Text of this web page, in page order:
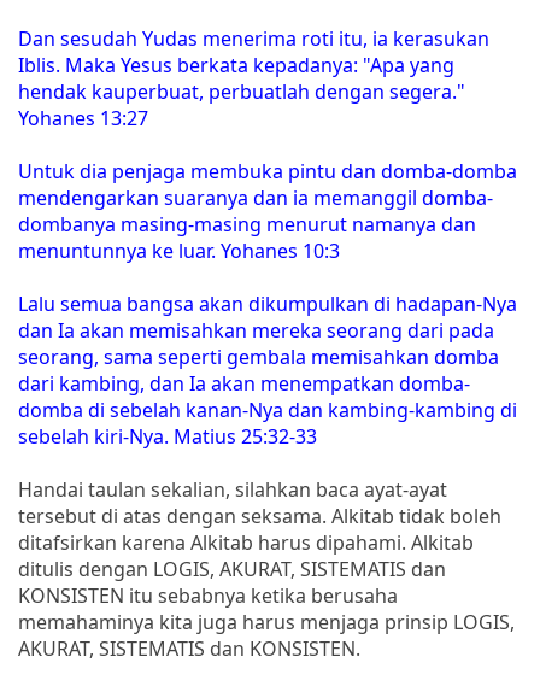
Dan sesudah Yudas menerima roti itu, ia kerasukan
Iblis. Maka Yesus berkata kepadanya: "Apa yang
hendak kauperbuat, perbuatlah dengan segera."
Yohanes 13:27
Untuk dia penjaga membuka pintu dan domba-domba
mendengarkan suaranya dan ia memanggil domba-
dombanya masing-masing menurut namanya dan
menuntunnya ke luar. Yohanes 10:3
Lalu semua bangsa akan dikumpulkan di hadapan-Nya
dan Ia akan memisahkan mereka seorang dari pada
seorang, sama seperti gembala memisahkan domba
dari kambing, dan Ia akan menempatkan domba-
domba di sebelah kanan-Nya dan kambing-kambing di
sebelah kiri-Nya. Matius 25:32-33
Handai taulan sekalian, silahkan baca ayat-ayat
tersebut di atas dengan seksama. Alkitab tidak boleh
ditafsirkan karena Alkitab harus dipahami. Alkitab
ditulis dengan LOGIS, AKURAT, SISTEMATIS dan
KONSISTEN itu sebabnya ketika berusaha
memahaminya kita juga harus menjaga prinsip LOGIS,
AKURAT, SISTEMATIS dan KONSISTEN.